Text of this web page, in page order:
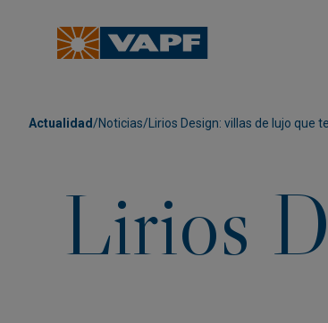
Actualidad /Noticias/ Lirios Design: villas de lujo que
Lirios